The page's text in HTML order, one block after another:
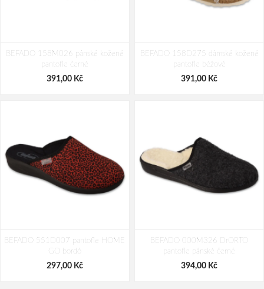
BAREFOOT CASUAL béžové
687,00 Kč
BAREFOOT CASUAL zelené
687,00 Kč
BEFADO 158M026 pánské kožené
pantofle černé
391,00 Kč
BEFADO 158D275 dámské kožené
pantofle béžové
391,00 Kč
BEFADO 551D007 pantofle HOME
GO bordó
297,00 Kč
BEFADO 000M326 DrORTO
pantofle pánské černé
394,00 Kč